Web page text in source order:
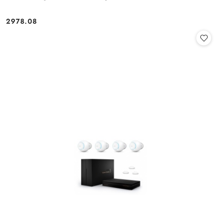
Cena:
2978.08